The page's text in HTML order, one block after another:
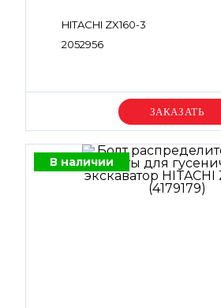
HITACHI ZX160-3
2052956
Уточняйте цену
В наличии